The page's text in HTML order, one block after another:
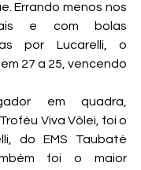
Errando menos nos
e com bolas
por Lucarelli, o
27 a 25, vencendo
em quadra,
Viva Vôlei, foi o
do EMS Taubaté
foi o maior